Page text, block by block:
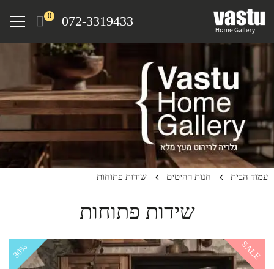
072-3319433
0
Menu
עמוד הבית חנות רהיטים שידות פתוחות
שידות פתוחות
30% SALE